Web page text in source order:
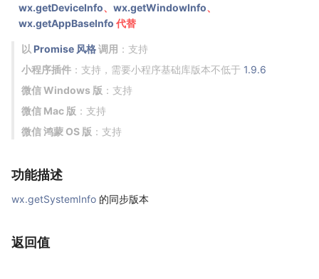
wx.getDeviceInfo、 wx.getWindowInfo、
wx.getAppBaseInfo 代替
以 Promise 风格调用 ：支持
小程序插件 ：支持，需要小程序基础库版本不低于 1.9.6
微信 Windows 版 ：支持
微信 Mac 版 ：支持
微信 鸿蒙 OS 版 ：支持
功能描述
wx.getSystemInfo 的同步版本
返回值